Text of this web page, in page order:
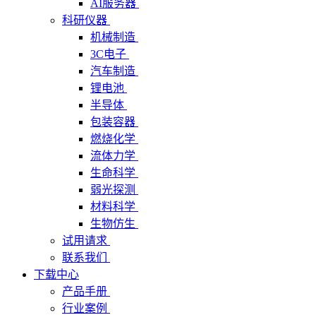
AI服务器
科研仪器
机械制造
3C电子
汽车制造
锂电池
半导体
包装容器
燃烧化学
流体力学
生命科学
弱光探测
材料科学
生物仿生
试用请求
联系我们
下载中心
产品手册
行业案例